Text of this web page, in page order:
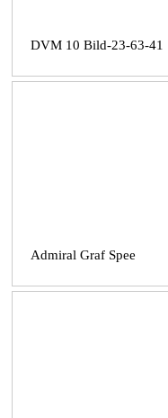
DVM 10 Bild-23-63-41
Admiral Graf Spee